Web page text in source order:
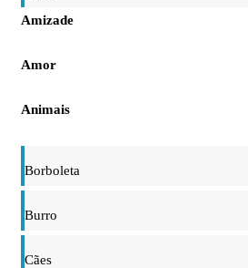
Amizade
Amor
Animais
Borboleta
Burro
Cães